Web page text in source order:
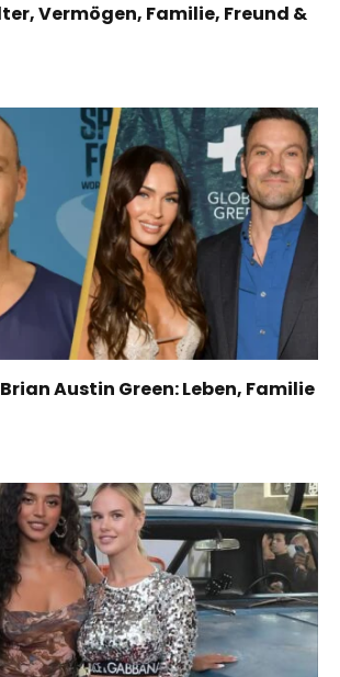
Vermögen, Familie, Freund &
Austin Green: Leben, Familie